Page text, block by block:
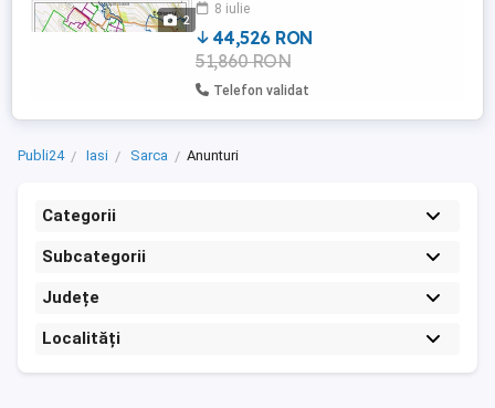
2
8 iulie
44,526 RON
51,860 RON
Telefon validat
Publi24 Iasi Sarca Anunturi
Categorii
Subcategorii
Județe
Localități